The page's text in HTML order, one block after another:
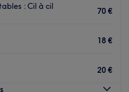
: Cil à cil
70 €
18 €
20 €